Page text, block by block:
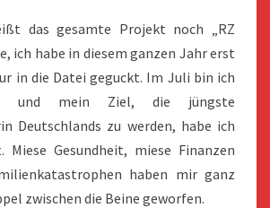
das gesamte Projekt noch „RZ
ich habe in diesem ganzen Jahr erst
in die Datei geguckt. Im Juli bin ich
und mein Ziel, die jüngste
Deutschlands zu werden, habe ich
Miese Gesundheit, miese Finanzen
haben mir ganz
zwischen die Beine geworfen.